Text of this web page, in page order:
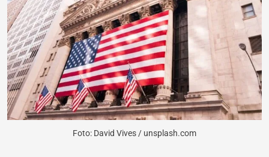
Foto: David Vives / unsplash.com